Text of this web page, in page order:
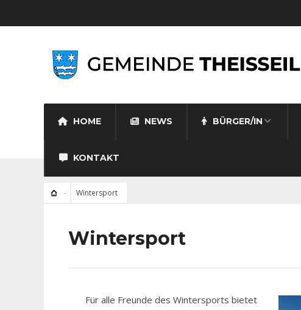
HOME NEWS BÜRGER/IN
KONTAKT
Wintersport
Wintersport
Für alle Freunde des Wintersports bietet